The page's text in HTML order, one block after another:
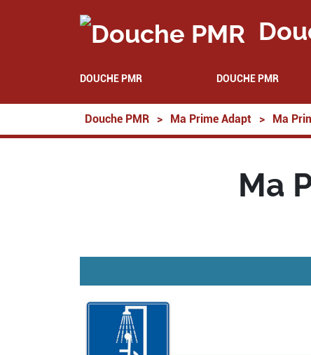
DOUCHE PMR DOUCHE PMR
Douche PMR > Ma Prime Adapt > Ma
Ma